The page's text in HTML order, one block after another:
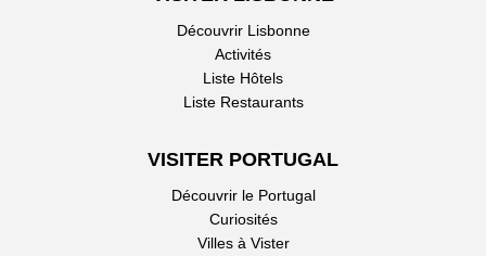
Découvrir Lisbonne
Activités
Liste Hôtels
Liste Restaurants
VISITER PORTUGAL
Découvrir le Portugal
Curiosités
Villes à Vister